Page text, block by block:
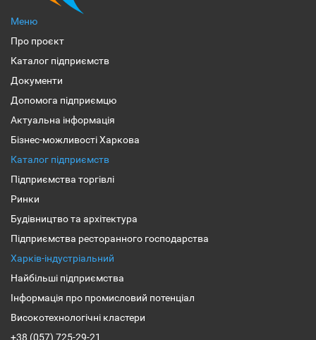
Меню
Про проєкт
Каталог підприємств
Документи
Допомога підприємцю
Актуальна інформація
Бізнес-можливості Харкова
Каталог підприємств
Підприємства торгівлі
Ринки
Будівництво та архітектура
Підприємства ресторанного господарства
Харків-індустріальний
Найбільші підприємства
Інформація про промисловий потенціал
Високотехнологічні кластери
+38 (057) 725-29-21